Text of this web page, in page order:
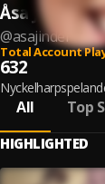
Åsa Jinder
@asajinder
Total Account
632
All Top
HIGHLIGHTED